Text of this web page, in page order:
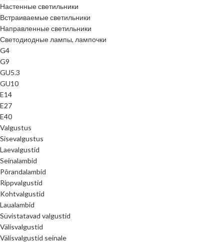
Настенные светильники
Встраиваемые светильники
Направленные светильники
Светодиодные лампы, лампочки
G4
G9
GU5.3
GU10
E14
E27
E40
Valgustus
Sisevalgustus
Laevalgustid
Seinalambid
Põrandalambid
Rippvalgustid
Kohtvalgustid
Laualambid
Süvistatavad valgustid
Välisvalgustid
Välisvalgustid seinale